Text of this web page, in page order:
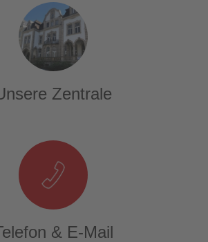
Zentrale
& E-Mail